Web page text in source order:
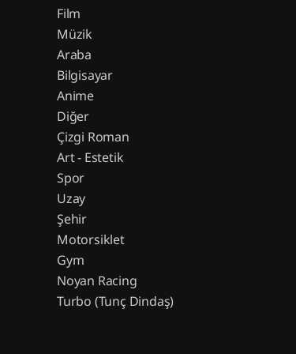
Film
Müzik
Araba
Bilgisayar
Anime
Diğer
Çizgi Roman
Art - Estetik
Spor
Uzay
Şehir
Motorsiklet
Gym
Noyan Racing
Turbo (Tunç Dindaş)